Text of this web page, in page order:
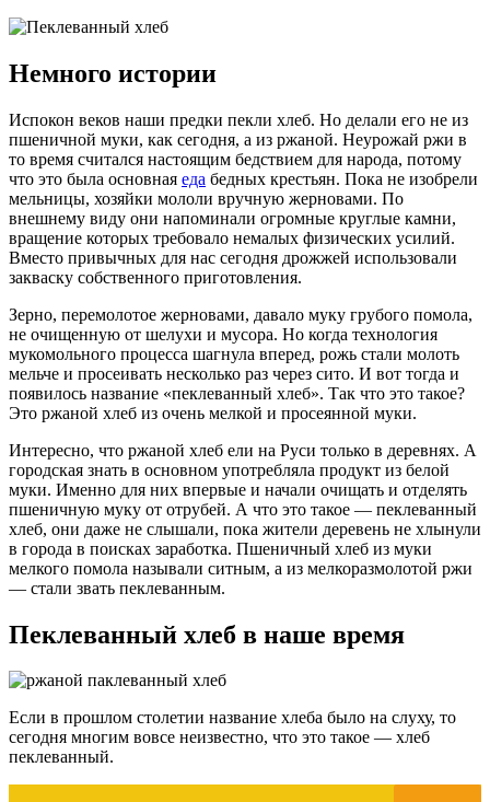
Немного истории
Испокон веков наши предки пекли хлеб. Но делали его не из
пшеничной муки, как сегодня, а из ржаной. Неурожай ржи в
то время считался настоящим бедствием для народа, потому
что это была основная еда бедных крестьян. Пока не изобрели
мельницы, хозяйки мололи вручную жерновами. По
внешнему виду они напоминали огромные круглые камни,
вращение которых требовало немалых физических усилий.
Вместо привычных для нас сегодня дрожжей использовали
закваску собственного приготовления.
Зерно, перемолотое жерновами, давало муку грубого помола,
не очищенную от шелухи и мусора. Но когда технология
мукомольного процесса шагнула вперед, рожь стали молоть
мельче и просеивать несколько раз через сито. И вот тогда и
появилось название «пеклеванный хлеб». Так что это такое?
Это ржаной хлеб из очень мелкой и просеянной муки.
Интересно, что ржаной хлеб ели на Руси только в деревнях. А
городская знать в основном употребляла продукт из белой
муки. Именно для них впервые и начали очищать и отделять
пшеничную муку от отрубей. А что это такое — пеклеванный
хлеб, они даже не слышали, пока жители деревень не хлынули
в города в поисках заработка. Пшеничный хлеб из муки
мелкого помола называли ситным, а из мелкоразмолотой ржи
— стали звать пеклеванным.
Пеклеванный хлеб в наше время
Если в прошлом столетии название хлеба было на слуху, то
сегодня многим вовсе неизвестно, что это такое — хлеб
пеклеванный.